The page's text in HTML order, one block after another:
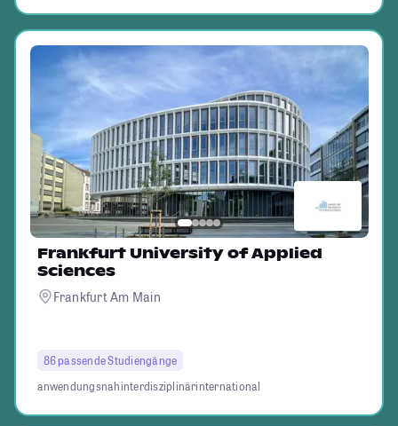
Frankfurt University of Applied
Sciences
Frankfurt Am Main
86 passende Studiengänge
anwendungsnahinterdisziplinärinternational